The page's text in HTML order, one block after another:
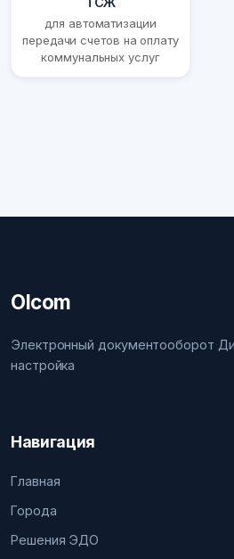
для автоматизации
передачи счетов на оплату
коммунальных услуг
Olcom
Электронный документооборот
настройка
Навигация
Главная
Города
Решения ЭДО